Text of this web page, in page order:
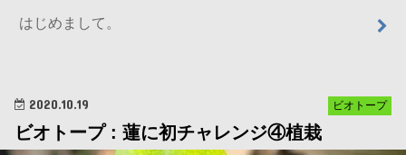
はじめまして。
ビオトープ
2020.10.19
ビオトープ : 蓮に初チャレンジ④植栽